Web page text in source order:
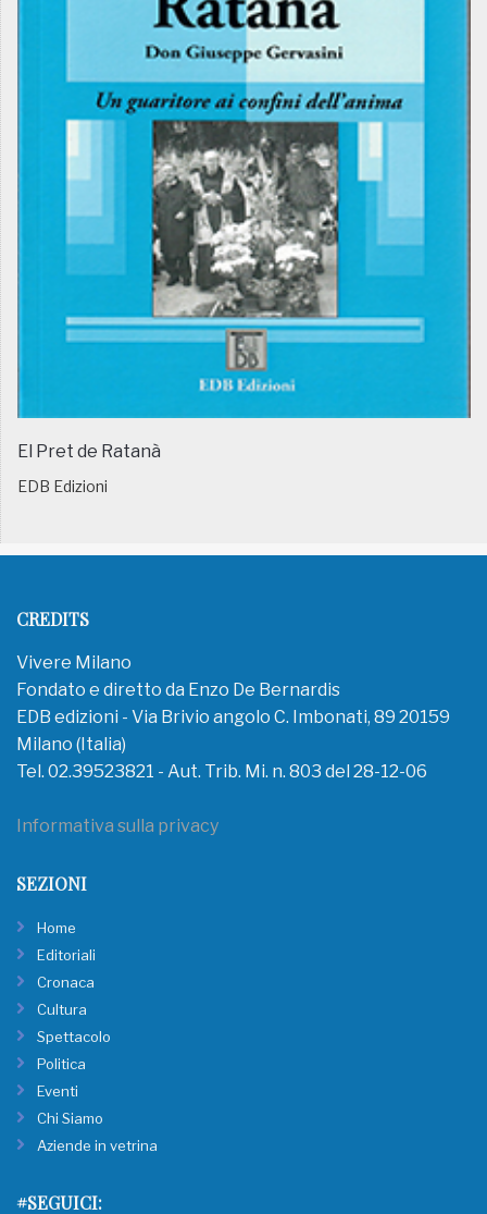
El Pret de Ratanà
EDB Edizioni
CREDITS
Vivere Milano
Fondato e diretto da Enzo De Bernardis
EDB edizioni - Via Brivio angolo C. Imbonati, 89 20159
Milano (Italia)
Tel. 02.39523821 - Aut. Trib. Mi. n. 803 del 28-12-06
Informativa sulla privacy
SEZIONI
Home
Editoriali
Cronaca
Cultura
Spettacolo
Politica
Eventi
Chi Siamo
Aziende in vetrina
#SEGUICI: